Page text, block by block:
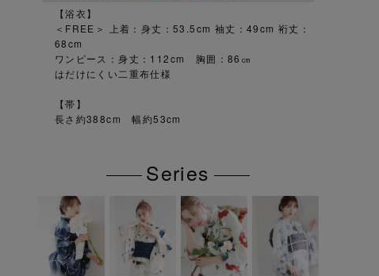
【浴衣】
＜FREE＞ 上着：身丈：53.5cm 袖丈：49cm 裄丈：
68cm
ワンピース：身丈：112cm 胸囲：86㎝
はだけにくい二重布仕様
【帯】
長さ約388cm 幅約53cm
Series